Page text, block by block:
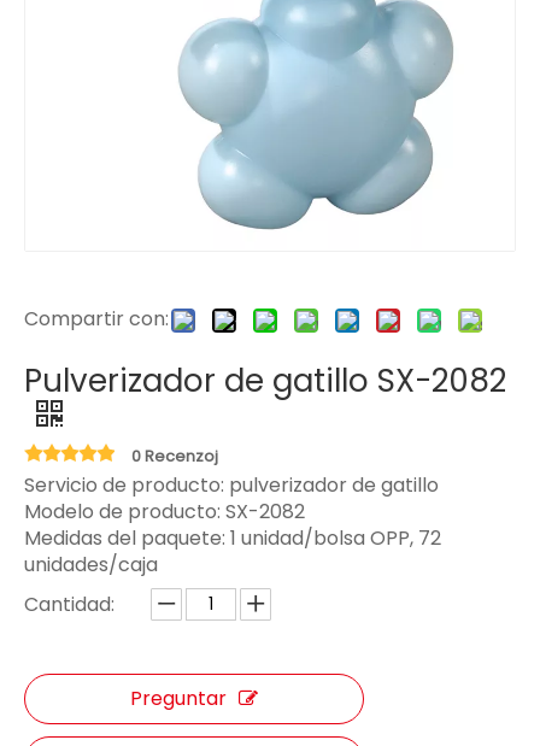
Compartir con:
Pulverizador de gatillo SX-2082
0 Recenzoj
Servicio de producto: pulverizador de gatillo
Modelo de producto: SX-2082
Medidas del paquete: 1 unidad/bolsa OPP, 72
unidades/caja
Cantidad:
Preguntar